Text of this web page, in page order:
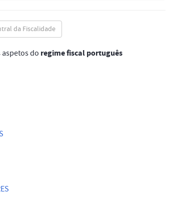
da Fiscalidade
do regime fiscalportuguês